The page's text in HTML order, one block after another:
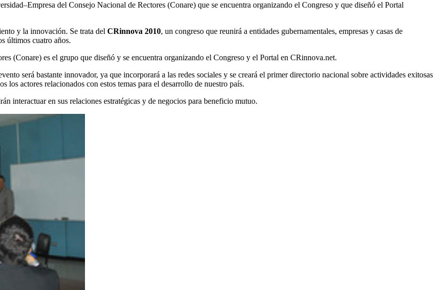
del Consejo Nacional de Rectores (Conare) que se encuentra organizando el Congreso y que diseñó el Portal
y la innovación. Se trata del CRinnova 2010, un congreso que reunirá a entidades gubernamentales, empresas y casas de
últimos cuatro años.
(Conare) es el grupo que diseñó y se encuentra organizando el Congreso y el Portal en CRinnova.net.
será bastante innovador, ya que incorporará a las redes sociales y se creará el primer directorio nacional sobre actividades exitosas
actores relacionados con estos temas para el desarrollo de nuestro país.
interactuar en sus relaciones estratégicas y de negocios para beneficio mutuo.